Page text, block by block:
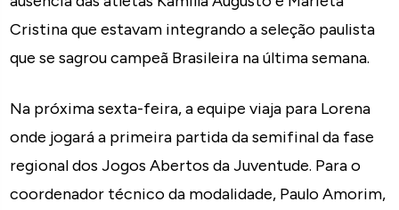
Cristina que estavam integrando a seleção paulista
que se sagrou campeã Brasileira na última semana.
Na próxima sexta-feira, a equipe viaja para Lorena
onde jogará a primeira partida da semifinal da fase
regional dos Jogos Abertos da Juventude. Para o
coordenador técnico da modalidade, Paulo Amorim,